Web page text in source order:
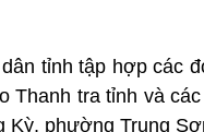
tỉnh tập hợp các
Thanh tra tỉnh và
Kỳ, phường Trung